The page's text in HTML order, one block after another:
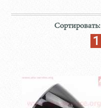
Сортировать:
1